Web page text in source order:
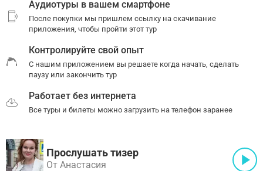
Аудиотуры в вашем смартфоне
После покупки мы пришлем ссылку на скачивание
приложения, чтобы пройти этот тур
Контролируйте свой опыт
С нашим приложением вы решаете когда начать, сделать
паузу или закончить тур
Работает без интернета
Все туры и билеты можно загрузить на телефон заранее
Прослушать тизер
От Анастасия